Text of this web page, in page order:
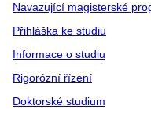
Navazující magisterské
Přihláška ke studiu
Informace o studiu
Rigorózní řízení
Doktorské studium